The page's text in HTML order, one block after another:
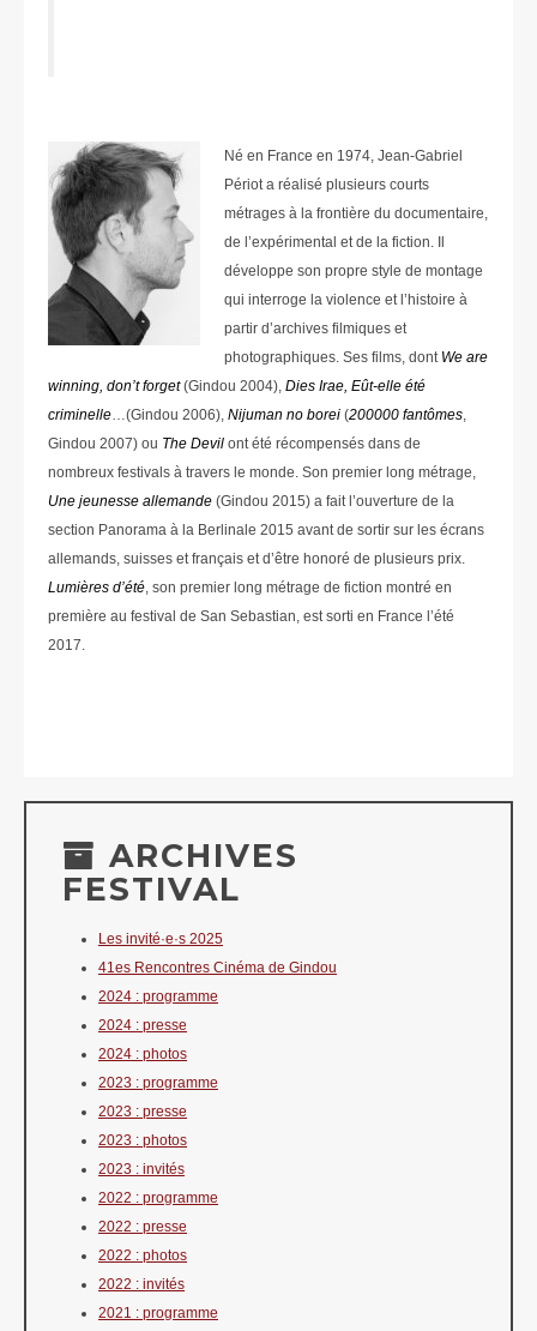
Né en France en 1974, Jean-Gabriel
Périot a réalisé plusieurs courts
métrages à la frontière du documentaire,
de l’expérimental et de la fiction. Il
développe son propre style de montage
qui interroge la violence et l’histoire à
partir d’archives filmiques et
photographiques. Ses films, dont We are
winning, don’t forget(Gindou 2004), Dies Irae, Eût-elle été
criminelle …(Gindou 2006), Nijuman no borei (200000 fantômes
Gindou 2007) ou The Devil ont été récompensés dans de
nombreux festivals à travers le monde. Son premier long métrage,
Une jeunesse allemande (Gindou 2015) a fait l’ouverture de la
section Panorama à la Berlinale 2015 avant de sortir sur les écrans
allemands, suisses et français et d’être honoré de plusieurs prix.
Lumières d’été , son premier long métrage de fiction montré en
première au festival de San Sebastian, est sorti en France l’été
2017.
ARCHIVES
FESTIVAL
Les invité·e·s 2025
41es Rencontres Cinéma de Gindou
2024 : programme
2024 : presse
2024 : photos
2023 : programme
2023 : presse
2023 : photos
2023 : invités
2022 : programme
2022 : presse
2022 : photos
2022 : invités
2021 : programme